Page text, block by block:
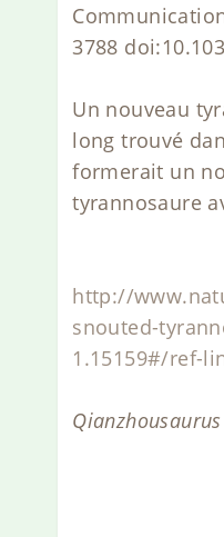
3788
Un nouveau
long trouvé
formerait un
tyrannosaure
http://
snouted-
1.15159#/ref-